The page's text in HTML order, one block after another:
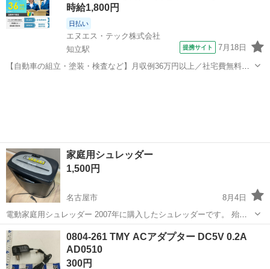
時給1,800円
日払い
エヌエス・テック株式会社
知立駅
提携サイト 7月18日
【自動車の組立・塗装・検査など】月収例36万円以上／社宅費無料／
家庭用シュレッダー
1,500円
名古屋市
8月4日
電動家庭用シュレッダー 2007年に購入したシュレッダーです。 殆ど
使わずにコードも繋がず部屋に置いてありました。 作動確認はできて
います。紙のみ試しました。CDやクレジットカードも購入当時は粉砕
できましたが試す物が無いので...
愛知 名古屋市
0804-261 TMY ACアダプター DC5V 0.2A
AD0510
300円